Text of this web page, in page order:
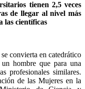
tienen 2,5 veces
de llegar al nivel más
las científicas
convierta en catedrático
hombre que para una
profesionales similares.
de las Mujeres en la